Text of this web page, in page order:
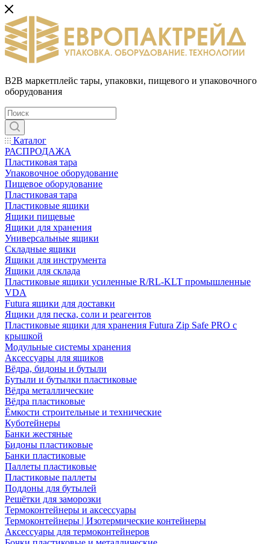
B2B маркетплейс тары, упаковки, пищевого и упаковочного
оборудования
Каталог
РАСПРОДАЖА
Пластиковая тара
Упаковочное оборудование
Пищевое оборудование
Пластиковая тара
Пластиковые ящики
Ящики пищевые
Ящики для хранения
Универсальные ящики
Складные ящики
Ящики для инструмента
Ящики для склада
Пластиковые ящики усиленные R/RL-KLT промышленные
VDA
Futura ящики для доставки
Ящики для песка, соли и реагентов
Пластиковые ящики для хранения Futura Zip Safe PRO с
крышкой
Модульные системы хранения
Аксессуары для ящиков
Вёдра, бидоны и бутыли
Бутыли и бутылки пластиковые
Вёдра металлические
Вёдра пластиковые
Ёмкости строительные и технические
Куботейнеры
Банки жестяные
Бидоны пластиковые
Банки пластиковые
Паллеты пластиковые
Пластиковые паллеты
Поддоны для бутылей
Решётки для заморозки
Термоконтейнеры и аксессуары
Термоконтейнеры | Изотермические контейнеры
Аксессуары для термоконтейнеров